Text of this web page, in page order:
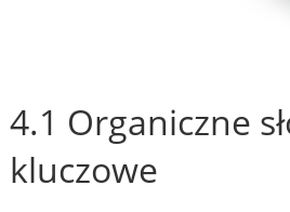
4.1 Organiczne
kluczowe